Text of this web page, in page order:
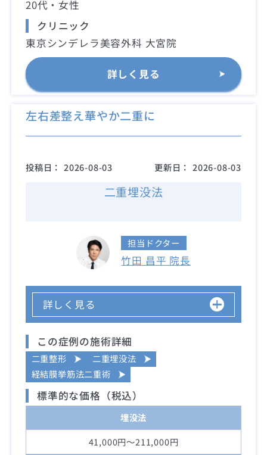
20代・女性
クリニック
東京シンデレラ美容外科 大宮院
詳しく見る
左右差整え華やか二重に
投稿日： 2026-08-03 更新日： 2026-08-03
二重埋没法
担当ドクター
竹田 昌平 院長
詳しく見る
この症例の施術詳細
二重整形
二重埋没法
経結膜挙筋法二重術
標準的な価格（税込）
埋没法
41,000円～211,000円